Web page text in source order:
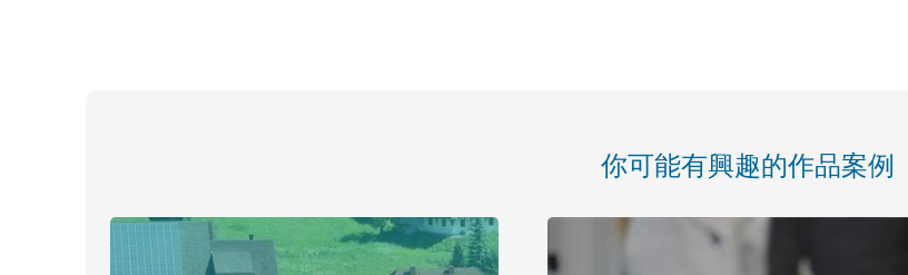
你可能有興趣的作品案例